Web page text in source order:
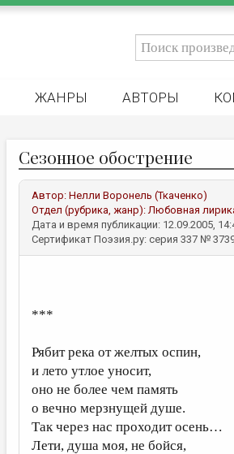
ЖАНРЫ АВТОРЫ
Сезонное обострение
Автор: Нелли Воронель (Ткаченко)
Отдел (рубрика, жанр):Любовная
Дата и время публикации: 12.09.2005,
Сертификат Поэзия.ру: серия 337 №
***
Рябит река от желтых оспин,
и лето утлое уносит,
оно не более чем память
о вечно мерзнущей душе.
Так через нас проходит осень…
Лети, душа моя, не бойся,